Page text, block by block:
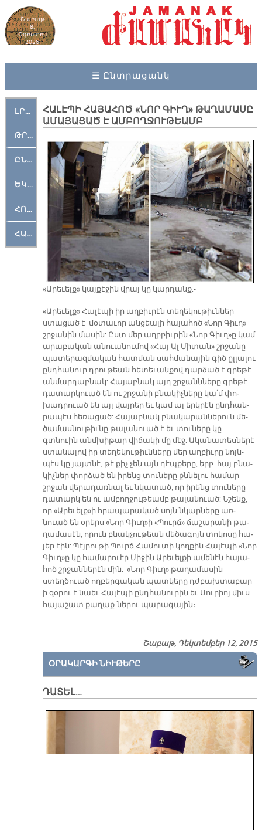
Շաբաթ
8,
Օգոստոս
2026
☰ Ընտրացանկ
ԼՐԱՀՈՍ
ԹՐՔԱՀԱՅ ԿԵԱՆՔ
ԸՆԿԵՐԱՄՇԱԿՈՒԹԱՅԻՆ
ԵԿԵՂԵՑԱԿԱՆ
ՀՈԳԵՄՏԱՒՈՐ
ՀԱՐԹԱԿ
ՀԱԼԷՊԻ ՀԱՅԱՀՈԾ «ՆՈՐ ԳԻՒՂ» ԹԱՂԱՄԱՍԸ
ԱՄԱՅԱՑԱԾ Է ԱՄԲՈՂՋՈՒԹԵԱՄԲ
«Արեւելք» կայքէջին վրայ կը կարդանք.-
«Ա­րե­ւել­ք» Հա­լէ­պի իր աղ­բիւ­րէն տե­ղե­կու­թիւն­ներ
ստա­ցած է մօ­տա­ւոր ան­ցեա­լի հա­յա­հոծ «Նոր Գիւ­ղ»
շրջա­նին մա­սին: Ըստ մեր աղբ­բիւ­րին «Նոր Գիւ­ղ­»ը կամ
ա­րա­բա­կան ա­նուա­նու­մով «Հայ Ալ Մի­տա­ն» շրջա­նը
պա­տե­րազ­մա­կան հատ­ման սահ­մա­նա­յին գիծ ըլ­լա­լու
ընդ­հա­նուր դրու­թեան հե­տե­ւան­քով դար­ձած է գրե­թէ
ան­մար­դաբ­նակ: Հա­յաբ­նակ այդ շրջանն­նե­րը գրե­թէ
դա­տար­կուած են ու շրջա­նի բնա­կիչ­նե­րը կա՛մ փո­
խադրուած են այլ վայ­րեր եւ կամ ալ երկ­րէն ընդ­հան­
րա­պէս հե­ռա­ցած: Հա­յաբ­նակ բնա­կա­րան­նե­րուն մե­
ծա­մաս­նու­թիւ­նը թա­լա­նուած է եւ տու­նե­րը կը
գտնուին անմ­խի­թար վի­ճա­կի մը մէջ: Ա­կա­նա­տես­նե­րէ
ստա­նա­լով իր տե­ղե­կու­թիւն­նե­րը մեր աղ­բիւ­րը նոյն­
պէս կը յայտ­նէ, թէ քիչ չեն այն դէպ­քե­րը, երբ հայ բնա­
կիչ­ներ փոր­ձած են ի­րենց տու­նե­րը քննե­լու հա­մար
շրջան վե­րա­դառ­նալ եւ նկա­տած, որ ի­րենց տու­նե­րը
դա­տարկ են ու ամ­բող­ջու­թեամբ թա­լա­նուած: Նշենք,
որ «Ա­րե­ւել­ք»ի հրա­պա­րա­կած սոյն նկար­նե­րը առ­
նուած են օ­րերս «Նոր Գիւ­ղ­»ի «Պուրճ» ճա­շա­րա­նի թա­
ղա­մա­սէն, ո­րուն բնակ­չու­թեան մե­ծա­գոյն տո­կո­սը հա­
յեր էին: Պէյ­րու­թի Պուրճ Հա­մու­տի կող­քին Հա­լէ­պի «Նոր
Գիւ­ղ­»ը կը հա­մա­րուէր Մի­ջին Ա­րե­ւել­քի ա­մե­նէն հա­յա­
հոծ շրջան­նե­րէն մին: «Նոր Գիւղ» թաղամասին
ստեղծուած ողբերգական պատկերը դժբախտաբար
ի զօրու է նաեւ Հալէպի ընդհանուրին եւ Սուրիոյ միւս
հայաշատ քաղաք-ներու պարագային։
Շաբաթ, Դեկտեմբեր 12, 2015
ՕՐԱԿԱՐԳԻ ՆԻՒԹԵՐԸ
ԴԱՏԵԼ…